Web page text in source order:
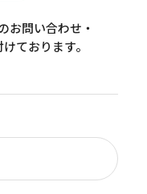
お問い合わせ・
ております。